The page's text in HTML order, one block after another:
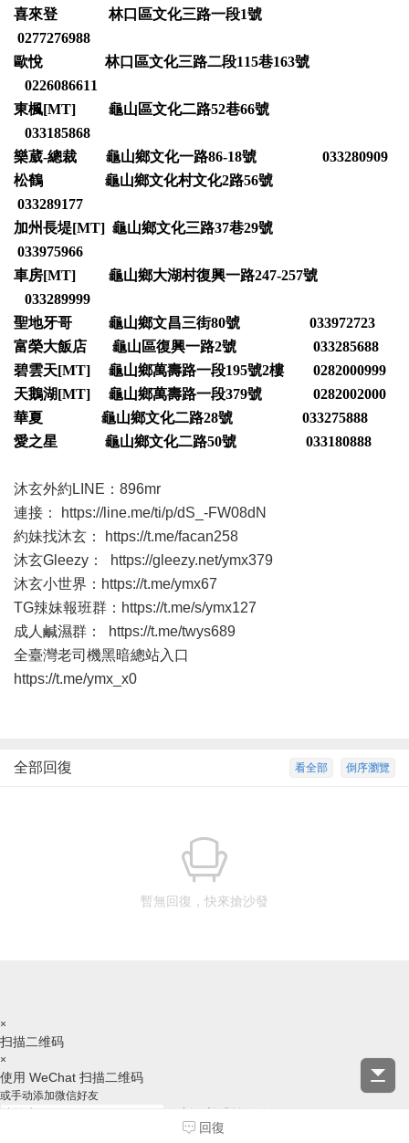
喜來登 林口區文化三路一段1號
0277276988
歐悅 林口區文化三路二段115巷163號
0226086611
東楓[MT] 龜山區文化二路52巷66號
033185868
樂葳-總裁 龜山鄉文化一路86-18號 033280909
松鶴 龜山鄉文化村文化2路56號
033289177
加州長堤[MT] 龜山鄉文化三路37巷29號
033975966
車房[MT] 龜山鄉大湖村復興一路247-257號
033289999
聖地牙哥 龜山鄉文昌三街80號 033972723
富榮大飯店 龜山區復興一路2號 033285688
碧雲天[MT] 龜山鄉萬壽路一段195號2樓 0282000999
天鵝湖[MT] 龜山鄉萬壽路一段379號 0282002000
華夏 龜山鄉文化二路28號 033275888
愛之星 龜山鄉文化二路50號 033180888
沐玄外約LINE：896mr
連接：
https://line.me/ti/p/dS_-FW08dN
約妹找沐玄：
https://t.me/facan258
沐玄Gleezy：
https://gleezy.net/ymx379
沐玄小世界： https://t.me/ymx67
TG辣妹報班群： https://t.me/s/ymx127
成人鹹濕群：
https://t.me/twys689
全臺灣老司機黑暗總站入口
https://t.me/ymx_x0
倒序瀏覽
看全部
全部回復
暫無回復，快來搶沙發
回復
×
扫描二维码
×
使用 WeChat 扫描二维码
或手动添加微信好友